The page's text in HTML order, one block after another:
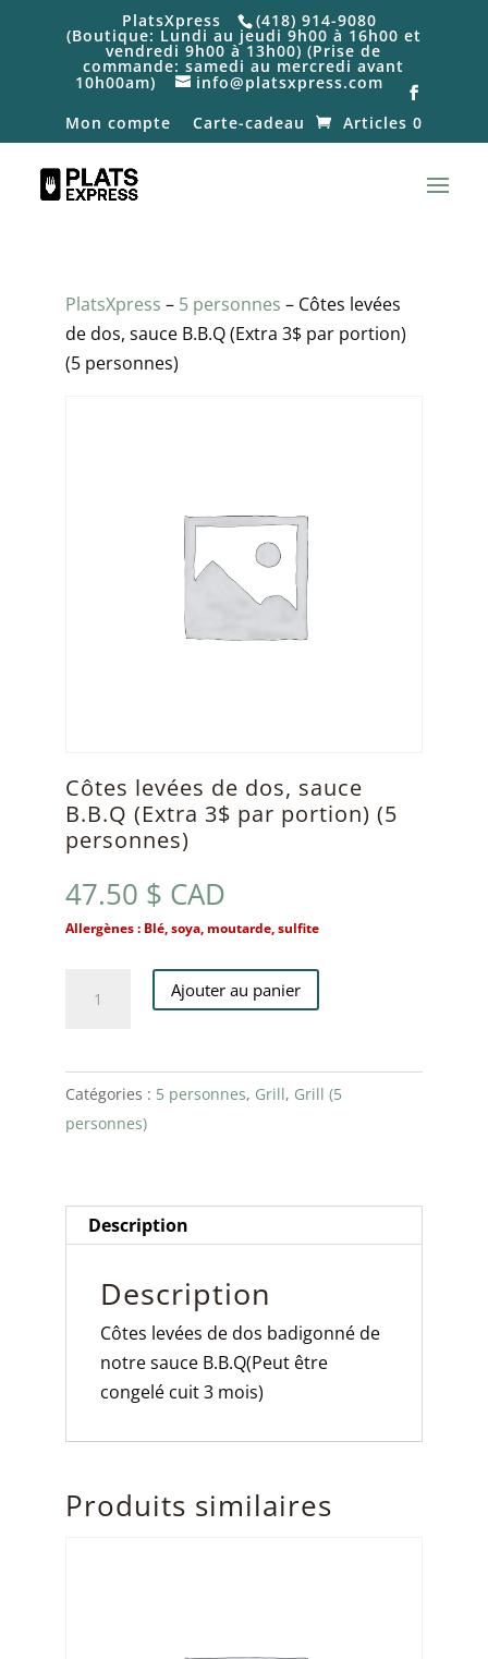
PlatsXpress (418) 914-9080
(Boutique: Lundi au jeudi 9h00 à 16h00 et
vendredi 9h00 à 13h00) (Prise de
commande: samedi au mercredi avant
10h00am)
info@platsxpress.com
Mon compte
Carte-cadeau Articles 0
PlatsXpress – 5 personnes – Côtes levées
de dos, sauce B.B.Q (Extra 3$ par portion)
(5 personnes)
Côtes levées de dos, sauce
B.B.Q (Extra 3$ par portion) (5
personnes)
47.50 $ CAD
Allergènes : Blé, soya, moutarde, sulfite
levées
de
dos,
(Extra
3$
portion)
personnes)
Ajouter au panier
Catégories : 5 personnes, Grill, Grill (5
personnes)
Description
Description
Côtes levées de dos badigonné de
notre sauce B.B.Q(Peut être
congelé cuit 3 mois)
Produits similaires